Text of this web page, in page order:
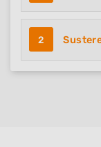
2